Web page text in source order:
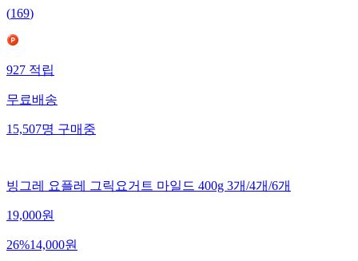
(169)
927적립
무료배송
15,507명구매중
빙그레 요플레 그릭요거트 마일드 400g 3개/4개/6개
19,000원
26%14,000원